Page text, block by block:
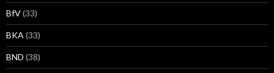
BfV(33)
BKA (33)
BND (38)